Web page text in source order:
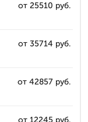
от 25510 руб.
от 35714 руб.
от 42857 руб.
от 12245 руб.